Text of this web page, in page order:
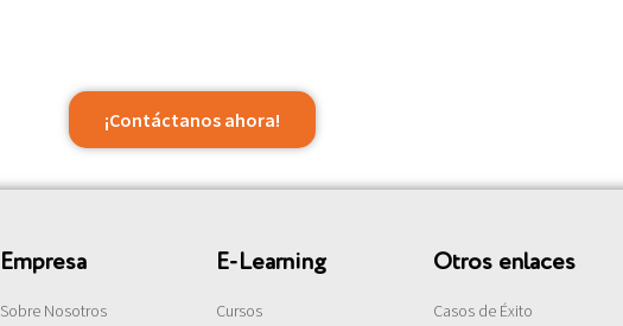
¡Contáctanos ahora!
Empresa
Sobre Nosotros
E-Learning
Cursos
Otros enlaces
Casos de Éxito